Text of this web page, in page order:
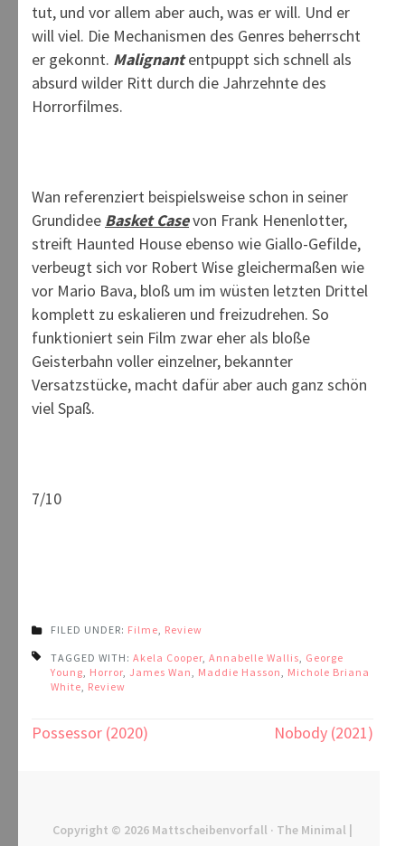
tut, und vor allem aber auch, was er will. Und er
will viel. Die Mechanismen des Genres beherrscht
er gekonnt. Malignant entpuppt sich schnell als
absurd wilder Ritt durch die Jahrzehnte des
Horrorfilmes.
Wan referenziert beispielsweise schon in seiner
Grundidee Basket Casevon Frank Henenlotter,
streift Haunted House ebenso wie Giallo-Gefilde,
verbeugt sich vor Robert Wise gleichermaßen wie
vor Mario Bava, bloß um im wüsten letzten Drittel
komplett zu eskalieren und freizudrehen. So
funktioniert sein Film zwar eher als bloße
Geisterbahn voller einzelner, bekannter
Versatzstücke, macht dafür aber auch ganz schön
viel Spaß.
7/10
FILED UNDER: Filme Review
TAGGED WITH: Akela Cooper Annabelle Wallis George
Young Horror James Wan Maddie Hasson
Michole Briana
White Review
Beitragsnavigation
Possessor (2020) Nobody (2021)
Copyright © 2026 Mattscheibenvorfall · The Minimal |